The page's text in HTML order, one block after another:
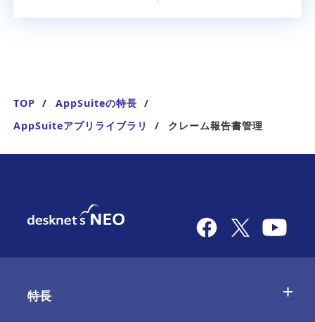
TOP
AppSuiteの特長
AppSuiteアプリライブラリ
クレーム報告書管理
特長